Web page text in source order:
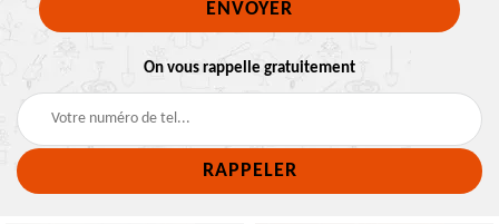
On vous rappelle gratuitement